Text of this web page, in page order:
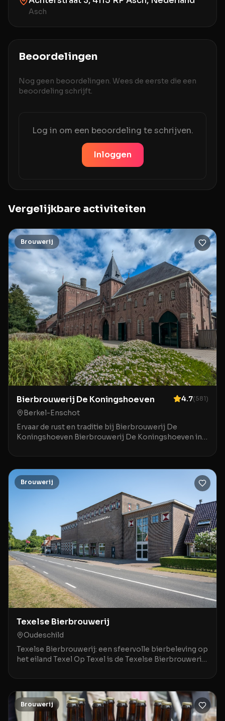
Asch
Beoordelingen
Nog geen beoordelingen. Wees de eerste die een
beoordeling schrijft.
Log in om een beoordeling te schrijven.
Inloggen
Vergelijkbare activiteiten
Brouwerij
Bierbrouwerij De Koningshoeven 4.7(581)
Berkel-Enschot
Ervaar de rust en traditie bij Bierbrouwerij De
Koningshoeven Bierbrouwerij De Koningshoeven in
ge
Brouwerij
Texelse Bierbrouwerij
Oudeschild
Texelse Bierbrouwerij: een sfeervolle bierbeleving op
het eiland Texel Op Texel is de Texelse Bierbrouwerij
Brouwerij